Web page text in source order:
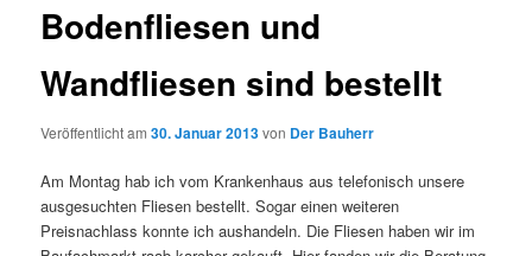
Bodenfliesen und
Wandfliesen sind bestellt
Veröffentlicht am30. Januar 2013von Der Bauherr
Am Montag hab ich vom Krankenhaus aus telefonisch unsere
ausgesuchten Fliesen bestellt. Sogar einen weiteren
Preisnachlass konnte ich aushandeln. Die Fliesen haben wir im